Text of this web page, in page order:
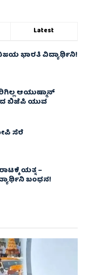
Latest
ಭಾರತಿ ವಿದ್ಯಾರ್ಥಿನಿ!
ಆಯುಷ್ಮಾನ್
ಬಿಜೆಪಿ ಯುವ
ಸೆರೆ
ಯತ್ನ –
ಬಂಧನ!